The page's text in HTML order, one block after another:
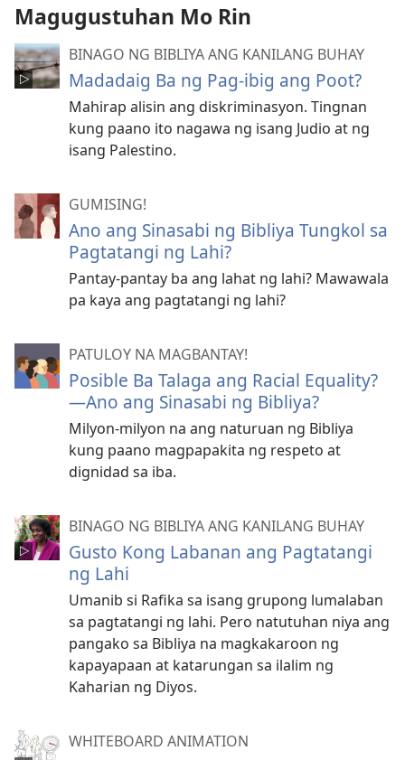
Magugustuhan Mo Rin
BINAGO NG BIBLIYA ANG KANILANG BUHAY
Madadaig Ba ng Pag-ibig ang Poot?
Mahirap alisin ang diskriminasyon. Tingnan
kung paano ito nagawa ng isang Judio at ng
isang Palestino.
GUMISING!
Ano ang Sinasabi ng Bibliya Tungkol sa
Pagtatangi ng Lahi?
Pantay-pantay ba ang lahat ng lahi? Mawawala
pa kaya ang pagtatangi ng lahi?
PATULOY NA MAGBANTAY!
Posible Ba Talaga ang Racial Equality?
—Ano ang Sinasabi ng Bibliya?
Milyon-milyon na ang naturuan ng Bibliya
kung paano magpapakita ng respeto at
dignidad sa iba.
BINAGO NG BIBLIYA ANG KANILANG BUHAY
Gusto Kong Labanan ang Pagtatangi
ng Lahi
Umanib si Rafika sa isang grupong lumalaban
sa pagtatangi ng lahi. Pero natutuhan niya ang
pangako sa Bibliya na magkakaroon ng
kapayapaan at katarungan sa ilalim ng
Kaharian ng Diyos.
WHITEBOARD ANIMATION